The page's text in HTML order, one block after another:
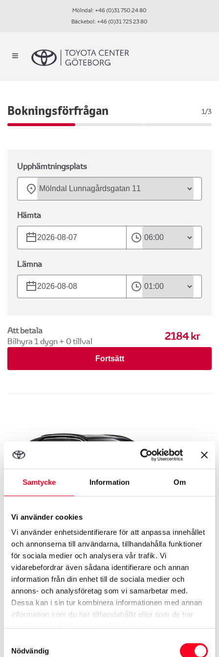
Samtycke Information Om
Vi använder cookies
Vi använder enhetsidentifierare för att anpassa innehållet
och annonserna till användarna, tillhandahålla funktioner
för sociala medier och analysera vår trafik. Vi
vidarebefordrar även sådana identifierare och annan
information från din enhet till de sociala medier och
annons- och analysföretag som vi samarbetar med.
Dessa kan i sin tur kombinera informationen med annan
information som du har tillhandahållit eller som de har
Nödvändig
Mölndal: +46 (0)31 750 24 80
Bäckebol: +46 (0)31 725 23 80
Bokningsförfrågan 1/3
Upphämtningsplats
Hämta
Lämna
Att betala
Bilhyra 1dygn +0tillval 2184kr
Fortsätt
Detaljer
Toyota